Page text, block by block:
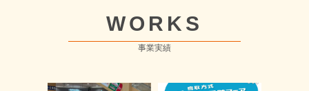
WORKS
事業実績